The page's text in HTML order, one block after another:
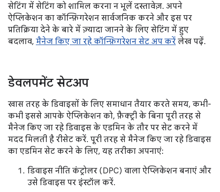
सेटिंग में सेटिंग को शामिल करना न भूलें दस्तावेज़. अपने
ऐप्लिकेशन का कॉन्फ़िगरेशन सार्वजनिक करने और इस पर
प्रतिक्रिया देने के बारे में ज़्यादा जानने के लिए सेटिंग में हुए
बदलाव, मैनेज किए जा रहे कॉन्फ़िगरेशन सेट अप करें लेख पढ़ें.
डेवलपमेंट सेटअप
खास तरह के डिवाइसों के लिए समाधान तैयार करते समय, कभी-
कभी इससे आपके ऐप्लिकेशन को, फ़ैक्ट्री के बिना पूरी तरह से
मैनेज किए जा रहे डिवाइस के एडमिन के तौर पर सेट करने में
मदद मिलती है रीसेट करें. पूरी तरह से मैनेज किए जा रहे डिवाइस
का एडमिन सेट करने के लिए, यह तरीका अपनाएं:
डिवाइस नीति कंट्रोलर (DPC) वाला ऐप्लिकेशन बनाएं और
उसे डिवाइस पर इंस्टॉल करें.